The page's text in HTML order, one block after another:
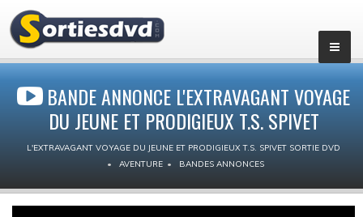
BANDE ANNONCE L'EXTRAVAGANT VOYAGE
DU JEUNE ET PRODIGIEUX T.S. SPIVET
L'EXTRAVAGANT VOYAGE DU JEUNE ET PRODIGIEUX T.S. SPIVET SORTIE DVD
AVENTURE
BANDES ANNONCES